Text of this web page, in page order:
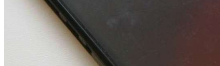
Волгоградские компании нарастили экспорт:
заключены контракты на 3,6 млн долларов